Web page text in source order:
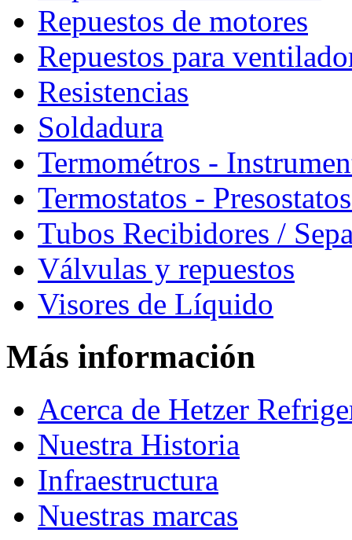
Repuestos de motores
Repuestos para
Resistencias
Soldadura
Termométros -
Termostatos -
Tubos Recibidores /
Válvulas y repuestos
Visores de Líquido
Más información
Acerca de Hetzer
Nuestra Historia
Infraestructura
Nuestras marcas